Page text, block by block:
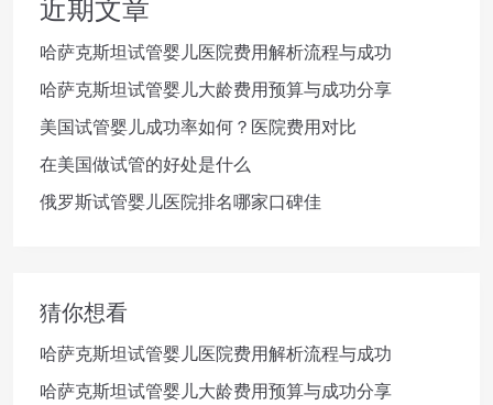
近期文章
哈萨克斯坦试管婴儿医院费用解析流程与成功
哈萨克斯坦试管婴儿大龄费用预算与成功分享
美国试管婴儿成功率如何？医院费用对比
在美国做试管的好处是什么
俄罗斯试管婴儿医院排名哪家口碑佳
猜你想看
哈萨克斯坦试管婴儿医院费用解析流程与成功
哈萨克斯坦试管婴儿大龄费用预算与成功分享